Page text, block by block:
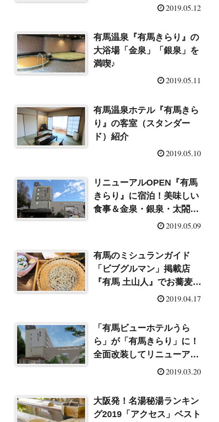
2019.05.12
有馬温泉『有馬きらり』の
大浴場「金泉」「銀泉」を
満喫♪
2019.05.11
有馬温泉ホテル『有馬きら
り』の客室（スタンダー
ド）紹介
2019.05.10
リニューアルOPEN『有馬
きらり』に宿泊！美味しい
食事＆金泉・銀泉・太閤の
2019.05.09
有馬のミシュランガイド
「ビブグルマン」掲載店
『有馬 土山人』でお蕎麦ラ
2019.04.17
「有馬ビューホテルうら
ら」が「有馬きらり」に！
全面改装してリニューアル
2019.03.20
大阪発！名湯秘湯ランキン
グ2019「アクセス」ベスト